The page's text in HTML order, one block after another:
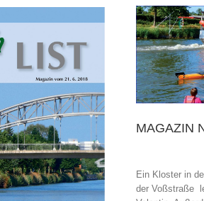
MAGAZIN
Ein Kloster in
der Voßstraße